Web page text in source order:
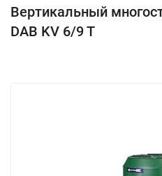
Вертикальный
DAB KV 6/9 T